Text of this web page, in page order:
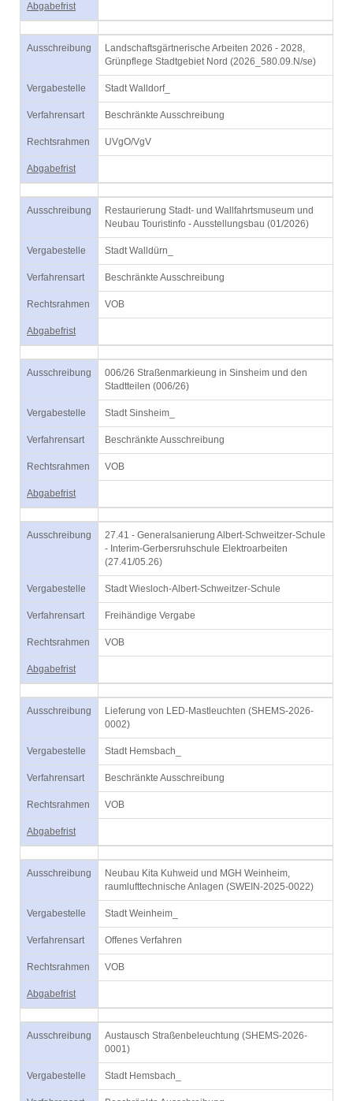
Abgabefrist
Ausschreibung
Landschaftsgärtnerische Arbeiten 2026 - 2028,
Grünpflege Stadtgebiet Nord (2026_580.09.N/se)
Vergabestelle Stadt Walldorf_
Verfahrensart Beschränkte Ausschreibung
Rechtsrahmen UVgO/VgV
Abgabefrist
Ausschreibung
Restaurierung Stadt- und Wallfahrtsmuseum und
Neubau Touristinfo - Ausstellungsbau (01/2026)
Vergabestelle Stadt Walldürn_
Verfahrensart Beschränkte Ausschreibung
Rechtsrahmen VOB
Abgabefrist
Ausschreibung
006/26 Straßenmarkieung in Sinsheim und den
Stadtteilen (006/26)
Vergabestelle Stadt Sinsheim_
Verfahrensart Beschränkte Ausschreibung
Rechtsrahmen VOB
Abgabefrist
Ausschreibung
27.41 - Generalsanierung Albert-Schweitzer-Schule
- Interim-Gerbersruhschule Elektroarbeiten
(27.41/05.26)
Vergabestelle Stadt Wiesloch-Albert-Schweitzer-Schule
Verfahrensart Freihändige Vergabe
Rechtsrahmen VOB
Abgabefrist
Ausschreibung
Lieferung von LED-Mastleuchten (SHEMS-2026-
0002)
Vergabestelle Stadt Hemsbach_
Verfahrensart Beschränkte Ausschreibung
Rechtsrahmen VOB
Abgabefrist
Ausschreibung
Neubau Kita Kuhweid und MGH Weinheim,
raumlufttechnische Anlagen (SWEIN-2025-0022)
Vergabestelle Stadt Weinheim_
Verfahrensart Offenes Verfahren
Rechtsrahmen VOB
Abgabefrist
Ausschreibung
Austausch Straßenbeleuchtung (SHEMS-2026-
0001)
Vergabestelle Stadt Hemsbach_